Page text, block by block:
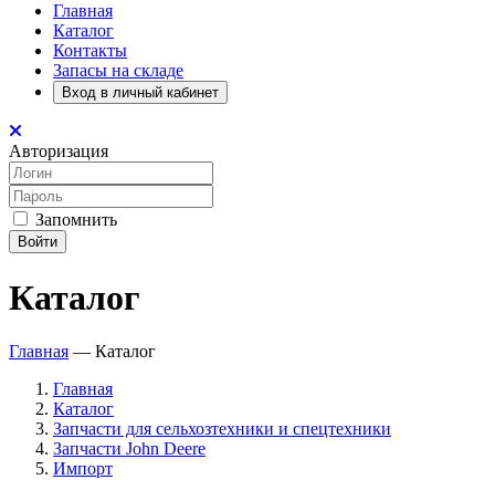
Главная
Каталог
Контакты
Запасы на складе
Вход в личный кабинет
Авторизация
Запомнить
Войти
Каталог
Главная — Каталог
Главная
Каталог
Запчасти для сельхозтехники и спецтехники
Запчасти John Deere
Импорт